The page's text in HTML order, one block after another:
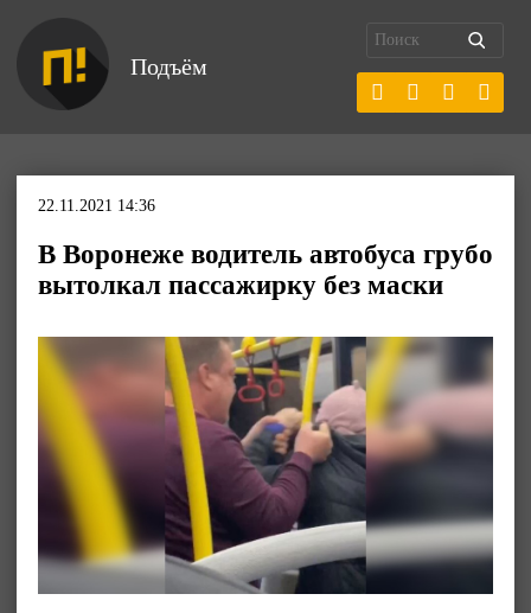
Подъём
22.11.2021 14:36
В Воронеже водитель автобуса грубо
вытолкал пассажирку без маски